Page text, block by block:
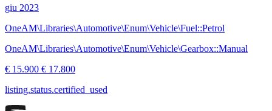
giu 2023
OneAM\Libraries\Automotive\Enum\Vehicle\Fuel::Petrol
OneAM\Libraries\Automotive\Enum\Vehicle\Gearbox::Manual
€ 15.900 € 17.800
listing.status.certified_used